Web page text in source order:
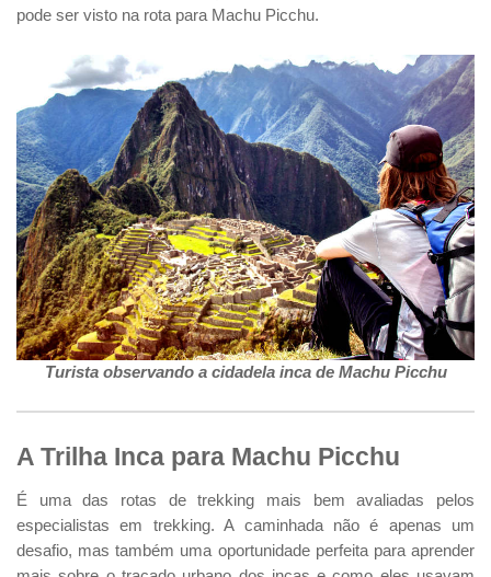
pode ser visto na rota para Machu Picchu.
Turista observando a cidadela inca de Machu Picchu
A Trilha Inca para Machu Picchu
É uma das rotas de trekking mais bem avaliadas pelos
especialistas em trekking. A caminhada não é apenas um
desafio, mas também uma oportunidade perfeita para aprender